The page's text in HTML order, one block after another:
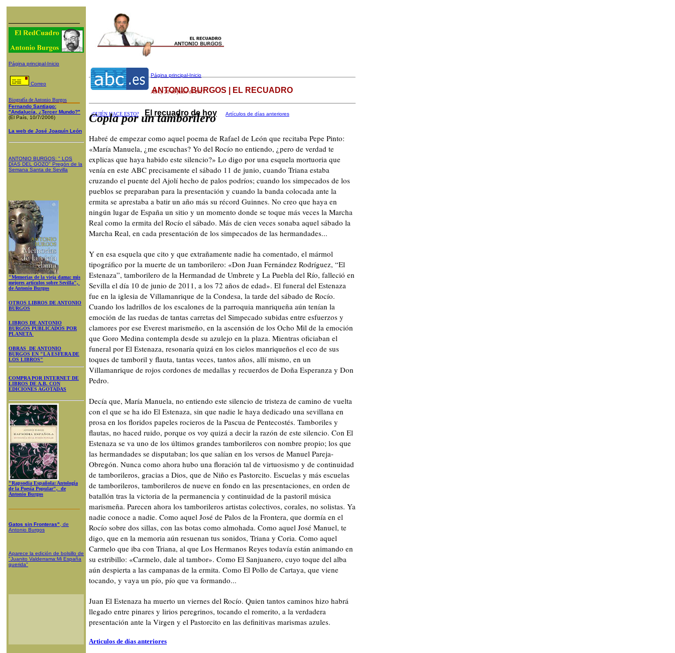
Página principal-Inicio
Correo
Biografía de Antonio Burgos
Fernando Santiago:
"Andalucía, ¿Tercer Mundo?"
(El País, 10/7/2006)
La web de José Joaquín León
ANTONIO BURGOS: " LOS
DÍAS DEL GOZO" Pregón de la
Semana Santa de Sevilla
"Memorias de la vieja dama: mis
mejores artículos sobre Sevilla",
de Antonio Burgos
OTROS LIBROS DE ANTONIO
BURGOS
LIBROS DE ANTONIO
BURGOS PUBLICADOS POR
PLANETA
OBRAS DE ANTONIO
BURGOS EN "LA ESFERA DE
LOS LIBROS"
COMPRA POR INTERNET DE
LIBROS DE A.B. CON
EDICIONES AGOTADAS
"Rapsodia Española: Antología
de la Poesía Popular", de
Antonio Burgos
Gatos sin Fronteras" , de
Antonio Burgos
Aparece la edición de bolsillo de
"Juanito Valderrama:Mi España
querida"
Página principal-Inicio
ABC, 20 de junio de 2011
¿QUIÉN HACE ESTO? El recuadro de hoy Artículos de días anteriores
ANTONIO BURGOS | EL RECUADRO
Copla por un tamborilero
Habré de empezar como aquel poema de Rafael de León que recitaba Pepe Pinto:
«María Manuela, ¿me escuchas? Yo del Rocío no entiendo, ¿pero de verdad te
explicas que haya habido este silencio?» Lo digo por una esquela mortuoria que
venía en este ABC precisamente el sábado 11 de junio, cuando Triana estaba
cruzando el puente del Ajolí hecho de palos podríos; cuando los simpecados de los
pueblos se preparaban para la presentación y cuando la banda colocada ante la
ermita se aprestaba a batir un año más su récord Guinnes. No creo que haya en
ningún lugar de España un sitio y un momento donde se toque más veces la Marcha
Real como la ermita del Rocío el sábado. Más de cien veces sonaba aquel sábado la
Marcha Real, en cada presentación de los simpecados de las hermandades...
Y en esa esquela que cito y que extrañamente nadie ha comentado, el mármol
tipográfico por la muerte de un tamborilero: «Don Juan Fernández Rodríguez, “El
Estenaza”, tamborilero de la Hermandad de Umbrete y La Puebla del Río, falleció en
Sevilla el día 10 de junio de 2011, a los 72 años de edad». El funeral del Estenaza
fue en la iglesia de Villamanrique de la Condesa, la tarde del sábado de Rocío.
Cuando los ladrillos de los escalones de la parroquia manriqueña aún tenían la
emoción de las ruedas de tantas carretas del Simpecado subidas entre esfuerzos y
clamores por ese Everest marismeño, en la ascensión de los Ocho Mil de la emoción
que Goro Medina contempla desde su azulejo en la plaza. Mientras oficiaban el
funeral por El Estenaza, resonaría quizá en los cielos manriqueños el eco de sus
toques de tamboril y flauta, tantas veces, tantos años, allí mismo, en un
Villamanrique de rojos cordones de medallas y recuerdos de Doña Esperanza y Don
Pedro.
Decía que, María Manuela, no entiendo este silencio de tristeza de camino de vuelta
con el que se ha ido El Estenaza, sin que nadie le haya dedicado una sevillana en
prosa en los floridos papeles rocieros de la Pascua de Pentecostés. Tamboriles y
flautas, no haced ruido, porque os voy quizá a decir la razón de este silencio. Con El
Estenaza se va uno de los últimos grandes tamborileros con nombre propio; los que
las hermandades se disputaban; los que salían en los versos de Manuel Pareja-
Obregón. Nunca como ahora hubo una floración tal de virtuosismo y de continuidad
de tamborileros, gracias a Dios, que de Niño es Pastorcito. Escuelas y más escuelas
de tamborileros, tamborileros de nueve en fondo en las presentaciones, en orden de
batallón tras la victoria de la permanencia y continuidad de la pastoril música
marismeña. Parecen ahora los tamborileros artistas colectivos, corales, no solistas. Ya
nadie conoce a nadie. Como aquel José de Palos de la Frontera, que dormía en el
Rocío sobre dos sillas, con las botas como almohada. Como aquel José Manuel, te
digo, que en la memoria aún resuenan tus sonidos, Triana y Coria. Como aquel
Carmelo que iba con Triana, al que Los Hermanos Reyes todavía están animando en
su estribillo: «Carmelo, dale al tambor». Como El Sanjuanero, cuyo toque del alba
aún despierta a las campanas de la ermita. Como El Pollo de Cartaya, que viene
tocando, y vaya un pío, pío que va formando...
Juan El Estenaza ha muerto un viernes del Rocío. Quien tantos caminos hizo habrá
llegado entre pinares y lirios peregrinos, tocando el romerito, a la verdadera
presentación ante la Virgen y el Pastorcito en las definitivas marismas azules.
Articulos de días anteriores